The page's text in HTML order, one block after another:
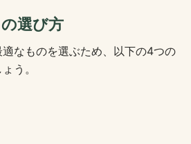
選び方
なものを選ぶため、以下の4つの
う。